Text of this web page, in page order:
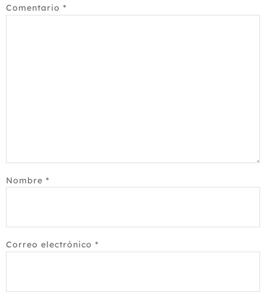
Comentario *
Nombre *
Correo electrónico *